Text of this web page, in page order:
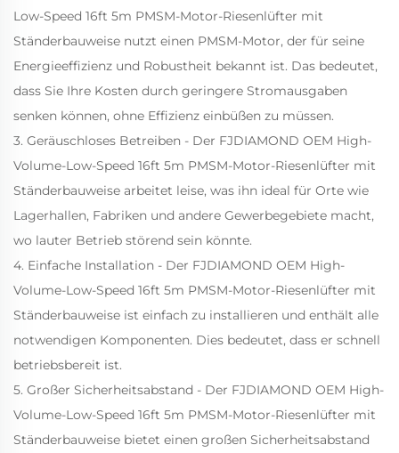
Low-Speed 16ft 5m PMSM-Motor-Riesenlüfter mit
Ständerbauweise nutzt einen PMSM-Motor, der für seine
Energieeffizienz und Robustheit bekannt ist. Das bedeutet,
dass Sie Ihre Kosten durch geringere Stromausgaben
senken können, ohne Effizienz einbüßen zu müssen.
3. Geräuschloses Betreiben - Der FJDIAMOND OEM High-
Volume-Low-Speed 16ft 5m PMSM-Motor-Riesenlüfter mit
Ständerbauweise arbeitet leise, was ihn ideal für Orte wie
Lagerhallen, Fabriken und andere Gewerbegebiete macht,
wo lauter Betrieb störend sein könnte.
4. Einfache Installation - Der FJDIAMOND OEM High-
Volume-Low-Speed 16ft 5m PMSM-Motor-Riesenlüfter mit
Ständerbauweise ist einfach zu installieren und enthält alle
notwendigen Komponenten. Dies bedeutet, dass er schnell
betriebsbereit ist.
5. Großer Sicherheitsabstand - Der FJDIAMOND OEM High-
Volume-Low-Speed 16ft 5m PMSM-Motor-Riesenlüfter mit
Ständerbauweise bietet einen großen Sicherheitsabstand